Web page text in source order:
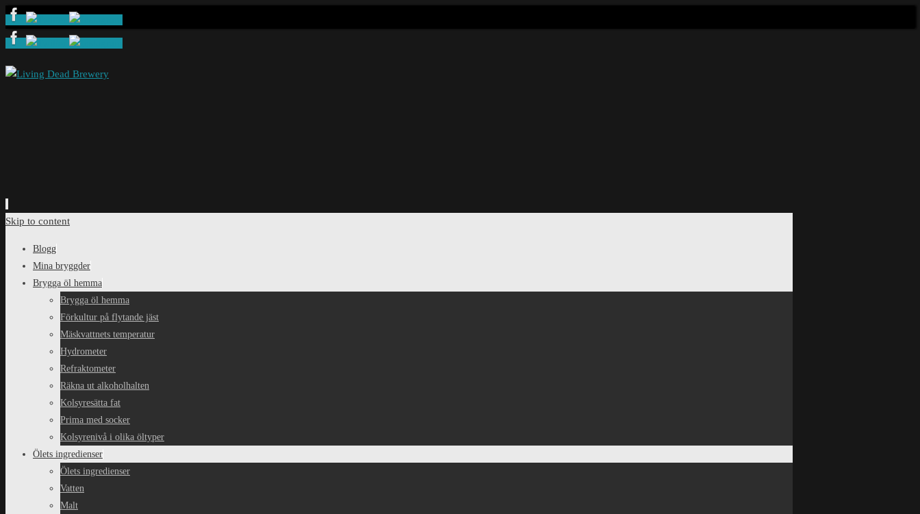
Skip to content
Blogg
Mina bryggder
Brygga öl hemma
Brygga öl hemma
Förkultur på flytande jäst
Mäskvattnets temperatur
Hydrometer
Refraktometer
Räkna ut alkoholhalten
Kolsyresätta fat
Prima med socker
Kolsyrenivå i olika öltyper
Ölets ingredienser
Ölets ingredienser
Vatten
Malt